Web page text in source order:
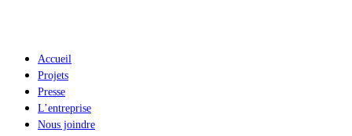
Accueil
Projets
Presse
L’entreprise
Nous joindre